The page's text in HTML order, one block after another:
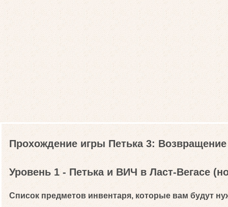
Прохождение игры Петька 3:
Уровень 1 - Петька и ВИЧ в Ласт-Вегасе
Список предметов инвентаря, которые вам будут